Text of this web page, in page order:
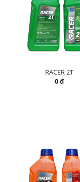
RACER 2T
0 đ